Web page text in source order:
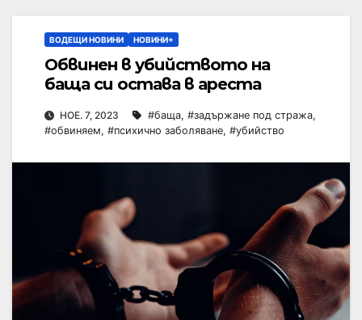
ВОДЕЩИ НОВИНИ НОВИНИ+
Обвинен в убийството на
баща си остава в ареста
НОЕ. 7, 2023 #баща, #задържане под стража,
#обвиняем, #психично заболяване, #убийство